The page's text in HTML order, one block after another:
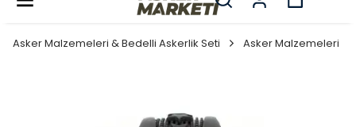
Asker Malzemeleri & Bedelli Askerlik Seti Asker Malzemeleri